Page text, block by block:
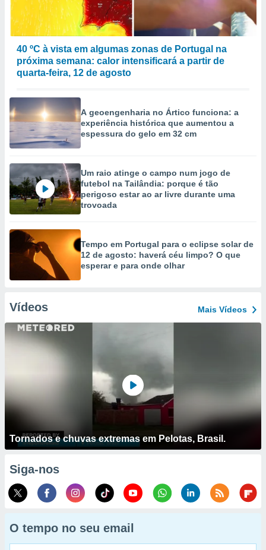
40 ºC à vista em algumas zonas de Portugal na
próxima semana: calor intensificará a partir de
quarta-feira, 12 de agosto
A geoengenharia no Ártico funciona: a
experiência histórica que aumentou a
espessura do gelo em 32 cm
Um raio atinge o campo num jogo de
futebol na Tailândia: porque é tão
perigoso estar ao ar livre durante uma
trovoada
Tempo em Portugal para o eclipse solar de
12 de agosto: haverá céu limpo? O que
esperar e para onde olhar
Vídeos Mais Vídeos
Tornados e chuvas extremas em Pelotas, Brasil.
Siga-nos
O tempo no seu email